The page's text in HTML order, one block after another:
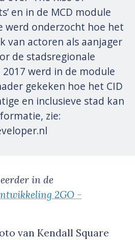
en in de MCD module
werd onderzocht hoe het
van actoren als aanjager
de stadsregionale
werd in de module
gekeken hoe het CID
en inclusieve stad kan
zie:
in de
2GO -
van Kendall Square